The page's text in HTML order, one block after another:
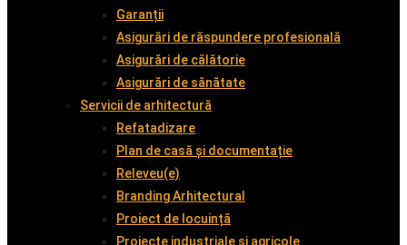
Garanții
Asigurări de răspundere profesională
Asigurări de călătorie
Asigurări de sănătate
Servicii de arhitectură
Refatadizare
Plan de casă și documentație
Releveu(e)
Branding Arhitectural
Proiect de locuință
Proiecte industriale și agricole